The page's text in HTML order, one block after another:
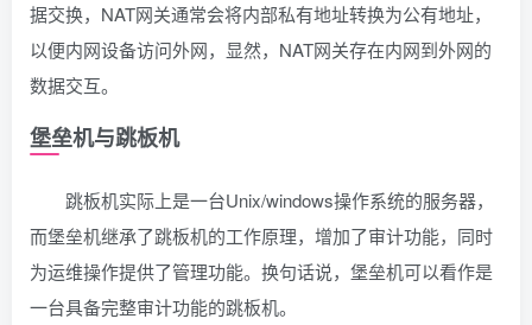
据交换，NAT网关通常会将内部私有地址转换为公有地址，
以便内网设备访问外网，显然，NAT网关存在内网到外网的
数据交互。
堡垒机与跳板机
跳板机实际上是一台Unix/windows操作系统的服务器，
而堡垒机继承了跳板机的工作原理，增加了审计功能，同时
为运维操作提供了管理功能。换句话说，堡垒机可以看作是
一台具备完整审计功能的跳板机。